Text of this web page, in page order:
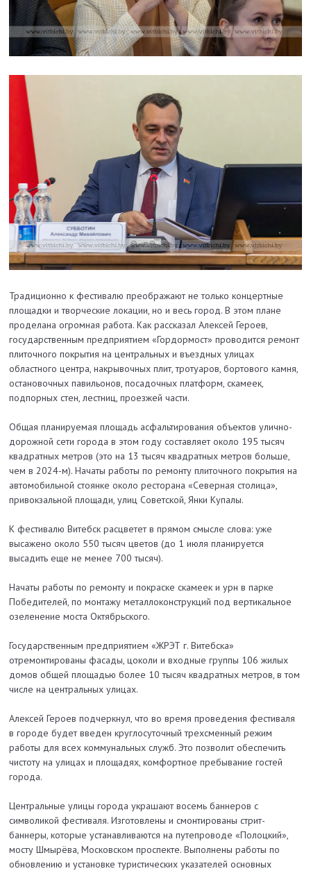
Традиционно к фестивалю преображают не только концертные
площадки и творческие локации, но и весь город. В этом плане
проделана огромная работа. Как рассказал Алексей Героев,
государственным предприятием «Гордормост» проводится ремонт
плиточного покрытия на центральных и въездных улицах
областного центра, накрывочных плит, тротуаров, бортового камня,
остановочных павильонов, посадочных платформ, скамеек,
подпорных стен, лестниц, проезжей части.
Общая планируемая площадь асфальтирования объектов улично-
дорожной сети города в этом году составляет около 195 тысяч
квадратных метров (это на 13 тысяч квадратных метров больше,
чем в 2024-м). Начаты работы по ремонту плиточного покрытия на
автомобильной стоянке около ресторана «Северная столица»,
привокзальной площади, улиц Советской, Янки Купалы.
К фестивалю Витебск расцветет в прямом смысле слова: уже
высажено около 550 тысяч цветов (до 1 июля планируется
высадить еще не менее 700 тысяч).
Начаты работы по ремонту и покраске скамеек и урн в парке
Победителей, по монтажу металлоконструкций под вертикальное
озеленение моста Октябрьского.
Государственным предприятием «ЖРЭТ г. Витебска»
отремонтированы фасады, цоколи и входные группы 106 жилых
домов общей площадью более 10 тысяч квадратных метров, в том
числе на центральных улицах.
Алексей Героев подчеркнул, что во время проведения фестиваля
в городе будет введен круглосуточный трехсменный режим
работы для всех коммунальных служб. Это позволит обеспечить
чистоту на улицах и площадях, комфортное пребывание гостей
города.
Центральные улицы города украшают восемь баннеров с
символикой фестиваля. Изготовлены и смонтированы стрит-
баннеры, которые устанавливаются на путепроводе «Полоцкий»,
мосту Шмырёва, Московском проспекте. Выполнены работы по
обновлению и установке туристических указателей основных